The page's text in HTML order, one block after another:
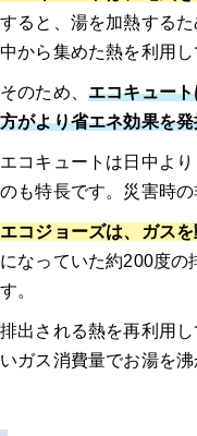
すると、湯を加熱する
中から集めた熱を利用
そのため、 エコキュー
方がより省エネ効果を発
エコキュートは日中よ
のも特長です。災害時
エコジョーズは、ガス
になっていた約200度の
す。
排出される熱を再利用
いガス消費量でお湯を沸